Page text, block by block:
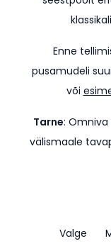
Enne
pusamudeli
või
Tarne:
välismaale
Valge